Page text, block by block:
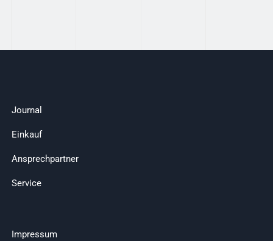
Journal
Einkauf
Ansprechpartner
Service
Impressum